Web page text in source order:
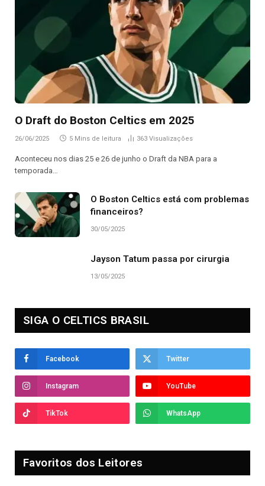
O Draft do Boston Celtics em 2025
26/06/2025 5 Mins de leitura 363 Visualizações
Aconteceu nos dias 25 e 26 de junho o Draft da NBA para a
temporada…
O Boston Celtics está com problemas
financeiros?
30/05/2025
Jayson Tatum passa por cirurgia
13/05/2025
SIGA O CELTICS BRASIL
Facebook Twitter
Instagram YouTube
TikTok WhatsApp
Favoritos dos Leitores